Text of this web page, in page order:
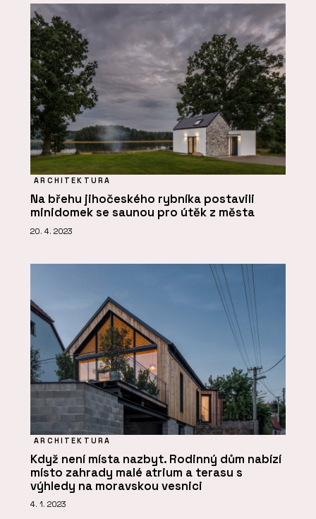
ARCHITEKTURA
Na břehu jihočeského rybníka postavili
minidomek se saunou pro útěk z města
20. 4. 2023
ARCHITEKTURA
Když není místa nazbyt. Rodinný dům nabízí
místo zahrady malé atrium a terasu s
výhledy na moravskou vesnici
4. 1. 2023